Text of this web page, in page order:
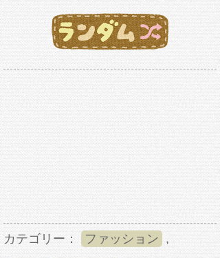
カテゴリー： ファッション ,